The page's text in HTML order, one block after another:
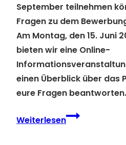
September teilnehmen
Fragen zu dem
Am Montag, den 15. Juni
bieten wir eine Online-
einen Überblick über das
eure Fragen beantworten.
WeiterlesenOnline-